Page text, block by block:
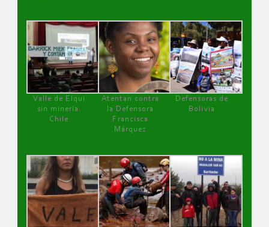
Valle de Elqui
sin minería.
Chile
Atentan contra
la Defensora
Francisca
Márquez
Defensoras de
Bolivia